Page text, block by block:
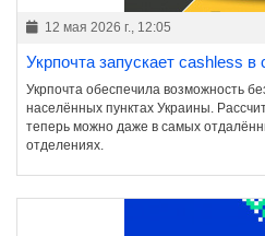
12 мая 2026 г., 12:05
Укрпочта запускает cashless в
Укрпочта обеспечила возможность
населённых пунктах Украины.
теперь можно даже в самых
отделениях.